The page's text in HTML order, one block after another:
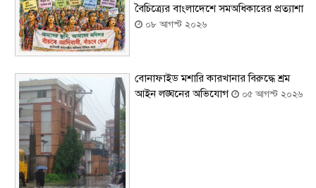
বৈচিত্র্যের বাংলাদেশে সমঅধিকারের প্রত্যাশা
০৮ আগস্ট ২০২৬
বোনাফাইড মশারি কারখানার বিরুদ্ধে শ্রম
আইন লঙ্ঘনের অভিযোগ
০৫ আগস্ট ২০২৬